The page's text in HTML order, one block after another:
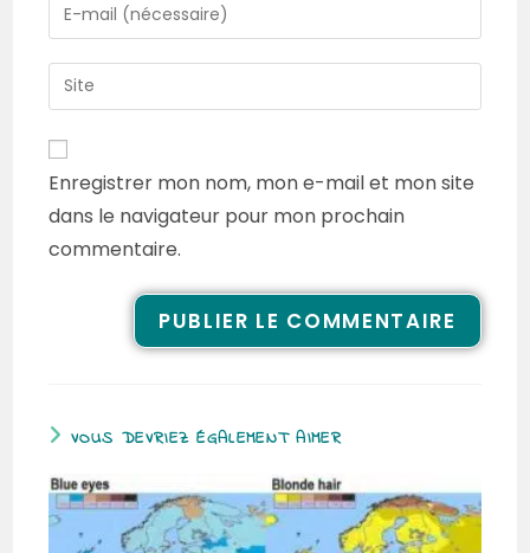
Enregistrer mon nom, mon e-mail et mon site
dans le navigateur pour mon prochain
commentaire.
VOUS DEVRIEZ ÉGALEMENT AIMER